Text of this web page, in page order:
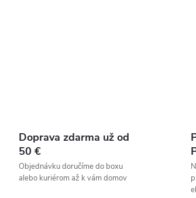
Doprava zdarma už od
50 €
Objednávku doručíme do boxu
alebo kuriérom až k vám domov